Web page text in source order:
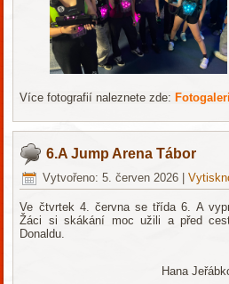
Více fotografií naleznete zde:
6.A Jump Arena Tábor
Vytvořeno: 5. červen 2026 |
Ve čtvrtek 4. června se třída 6. A
Žáci si skákání moc užili a před
Donaldu.
Hana Jeřábková a